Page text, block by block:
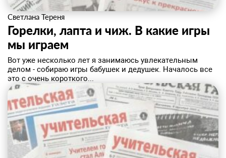
Светлана Тереня
Горелки, лапта и чиж. В какие игры
мы играем
Вот уже несколько лет я занимаюсь увлекательным
делом - собираю игры бабушек и дедушек. Началось все
это с очень короткого...